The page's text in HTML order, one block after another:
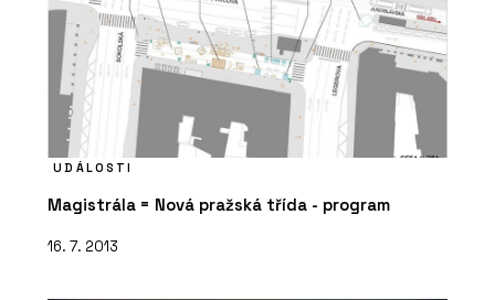
UDÁLOSTI
Magistrála = Nová pražská třída - program
16. 7. 2013